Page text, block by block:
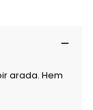
arada. Hem